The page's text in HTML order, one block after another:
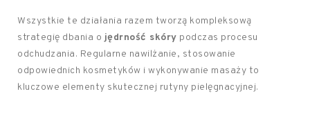
Wszystkie te działania razem tworzą kompleksową
strategię dbania o jędrność skóry podczas procesu
odchudzania. Regularne nawilżanie, stosowanie
odpowiednich kosmetyków i wykonywanie masaży to
kluczowe elementy skutecznej rutyny pielęgnacyjnej.